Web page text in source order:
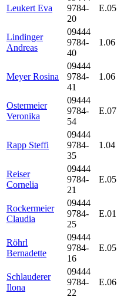
Leukert Eva
9784-
20
E.05
Lindinger
Andreas
09444
9784-
40
1.06
Meyer Rosina
09444
9784-
41
1.06
Ostermeier
Veronika
09444
9784-
54
E.07
Rapp Steffi
09444
9784-
35
1.04
Reiser
Cornelia
09444
9784-
21
E.05
Rockermeier
Claudia
09444
9784-
25
E.01
Röhrl
Bernadette
09444
9784-
16
E.05
Schlauderer
Ilona
09444
9784-
22
E.06